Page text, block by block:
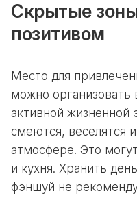
Скрытые
позитивом
Место для
можно организовать
активной жизненной
смеются, веселятся
атмосфере. Это
и кухня. Хранить
фэншуй не